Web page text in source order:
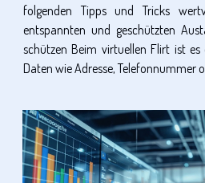
folgenden Tipps und Tricks
entspannten und geschützten
schützen Beim virtuellen Flirt ist es
Daten wie Adresse, Telefonnummer